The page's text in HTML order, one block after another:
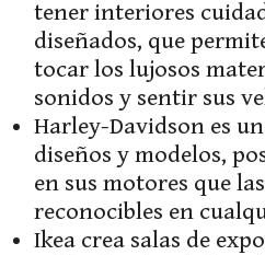
tener interiores
diseñados, que
tocar los lujosos
sonidos y sentir sus
Harley-Davidson es
diseños y modelos,
en sus motores que
reconocibles en
Ikea crea salas de